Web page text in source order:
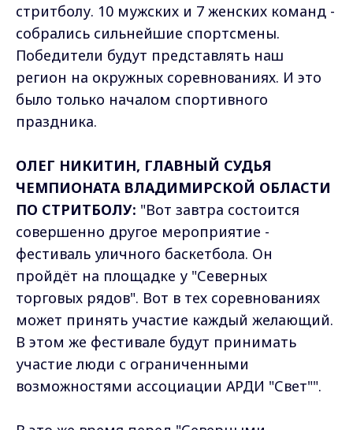
стритболу. 10 мужских и 7 женских команд -
собрались сильнейшие спортсмены.
Победители будут представлять наш
регион на окружных соревнованиях. И это
было только началом спортивного
праздника.
ОЛЕГ НИКИТИН, ГЛАВНЫЙ СУДЬЯ
ЧЕМПИОНАТА ВЛАДИМИРСКОЙ ОБЛАСТИ
ПО СТРИТБОЛУ: "Вот завтра состоится
совершенно другое мероприятие -
фестиваль уличного баскетбола. Он
пройдёт на площадке у "Северных
торговых рядов". Вот в тех соревнованиях
может принять участие каждый желающий.
В этом же фестивале будут принимать
участие люди с ограниченными
возможностями ассоциации АРДИ "Свет"".